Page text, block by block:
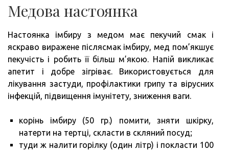
Медова настоянка
Настоянка імбиру з медом має пекучий смак і
яскраво виражене післясмак імбиру, мед пом’якшує
пекучість і робить її більш м’якою. Напій викликає
апетит і добре зігріває. Використовується для
лікування застуди, профілактики грипу та вірусних
інфекцій, підвищення імунітету, зниження ваги.
корінь імбиру (50 гр.) помити, зняти шкірку,
натерти на тертці, скласти в скляний посуд;
туди ж налити горілку (один літр) і покласти 100